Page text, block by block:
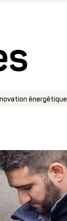
énergétique